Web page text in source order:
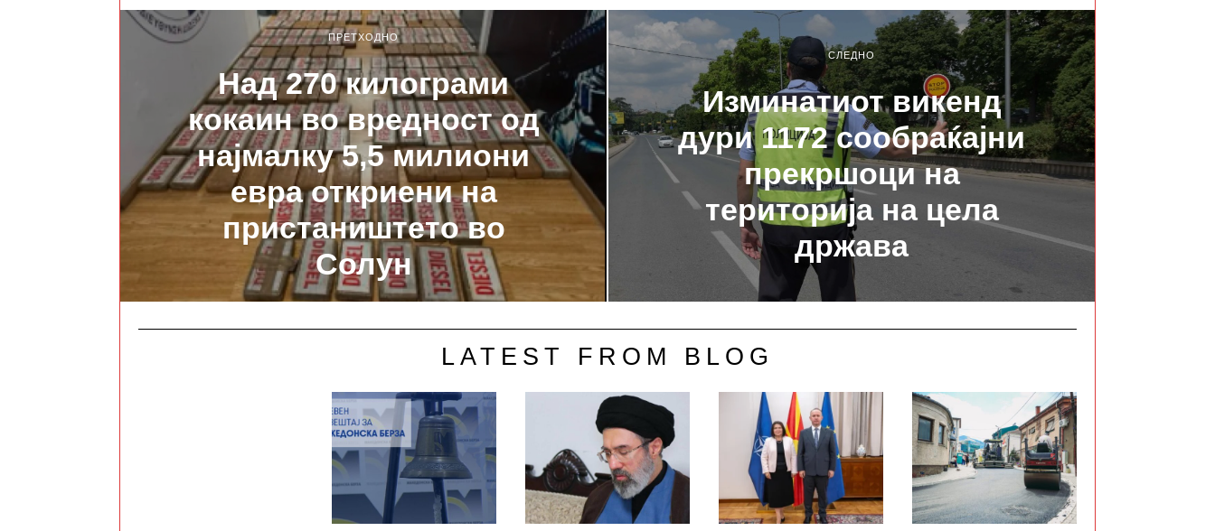
ПРЕТХОДНО
Над 270 килограми
кокаин во вредност од
најмалку 5,5 милиони
евра откриени на
пристаништето во
Солун
СЛЕДНО
Изминатиот викенд
дури 1172 сообраќајни
прекршоци на
територија на цела
држава
LATEST FROM BLOG